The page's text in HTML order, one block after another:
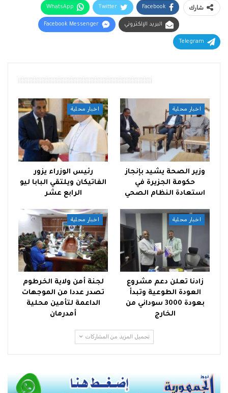
شارك Facebook
Twitter
WhatsApp
البريد الإلكتروني Facebook Messenger
Telegram
اخبار محلية
وزير الصحة يشيد بإنجاز
حكومة الجزيرة في
استعادة النظام الصحي
اخبار محلية
رئيس الوزراء يزور
الفاتيكان ويلتقي البابا ليو
الرابع عشر
اخبار محلية
زادنا تعلن دعم مشروع
العودة الطوعية وتبدأ
بعودة 3000 سوداني من
الخارج
اخبار محلية
لجنة أمن ولاية الخرطوم
تصدر عددا من الموجهات
الداعمة لتأمين محلية
أمدرمان
تحميل المزيد من المشاركات